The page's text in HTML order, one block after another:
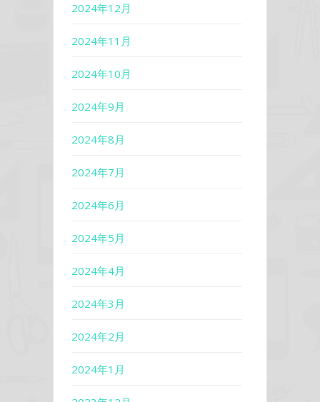
2024年12月
2024年11月
2024年10月
2024年9月
2024年8月
2024年7月
2024年6月
2024年5月
2024年4月
2024年3月
2024年2月
2024年1月